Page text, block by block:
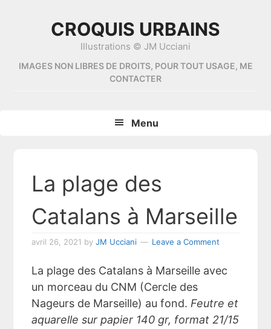
CROQUIS URBAINS
Illustrations © JM Ucciani
IMAGES NON LIBRES DE DROITS, POUR TOUT USAGE, ME
CONTACTER
Menu
La plage des
Catalans à Marseille
avril 26, 2021 byJM Ucciani Leave a Comment
La plage des Catalans à Marseille avec
un morceau du CNM (Cercle des
Nageurs de Marseille) au fond.Feutre et
aquarelle sur papier 140 gr, format 21/15